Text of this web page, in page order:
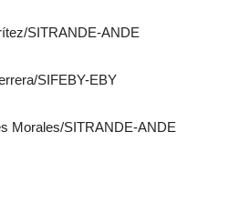
SITRANDE-ANDE
SIFEBY-EBY
Morales/SITRANDE-ANDE